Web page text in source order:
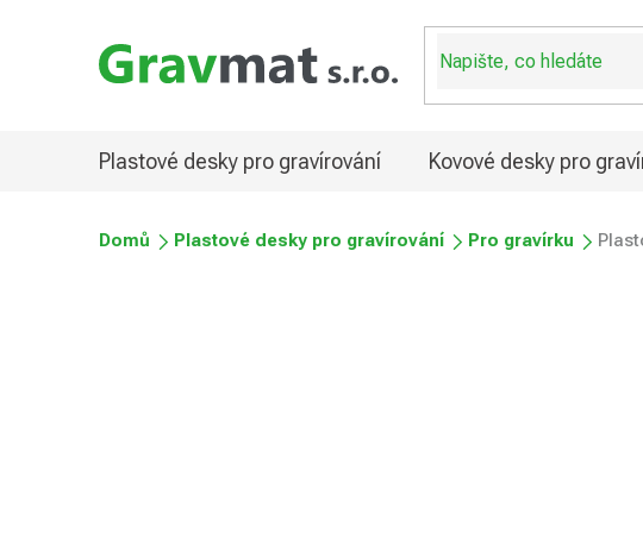
Plastové desky pro gravírování Kovové desky pro
Domů Plastové desky pro gravírování Pro gravírku